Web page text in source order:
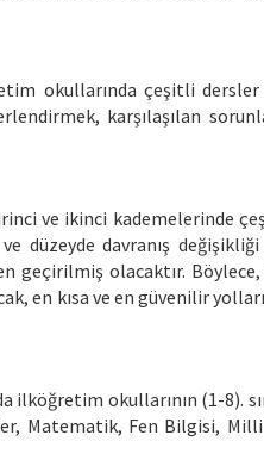
okullarında çeşitli
karşılaşılan
ve ikinci kademelerinde
düzeyde davranış
geçirilmiş olacaktır.
en kısa ve en güvenilir
ilköğretim okullarının (1-8).
Matematik, Fen Bilgisi, Milli